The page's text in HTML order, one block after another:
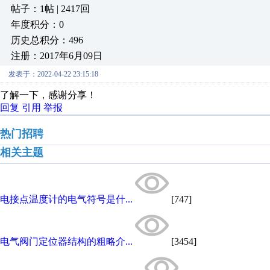
帖子：1帖 | 2417回
年度积分：0
历史总积分：496
注册：2017年6月09日
发表于：2022-04-22 23:15:18
了解一下，感谢分享！
回复 引用 举报
热门招聘
相关主题
电接点温度计的电气符号是什... [747]
电气阀门定位器结构的粗略介... [3454]